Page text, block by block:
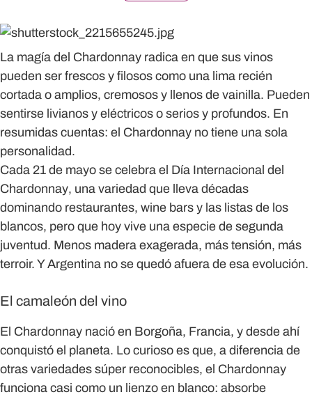
La magía del Chardonnay radica en que sus vinos
pueden ser frescos y filosos como una lima recién
cortada o amplios, cremosos y llenos de vainilla. Pueden
sentirse livianos y eléctricos o serios y profundos. En
resumidas cuentas: el Chardonnay no tiene una sola
personalidad.
Cada 21 de mayo se celebra el Día Internacional del
Chardonnay, una variedad que lleva décadas
dominando restaurantes, wine bars y las listas de los
blancos, pero que hoy vive una especie de segunda
juventud. Menos madera exagerada, más tensión, más
terroir. YArgentina no se quedó afuera de esa evolución.
El camaleón del vino
El Chardonnay nació en Borgoña, Francia, y desde ahí
conquistó el planeta. Lo curioso es que, a diferencia de
otras variedades súper reconocibles, el Chardonnay
funciona casi como un lienzo en blanco: absorbe